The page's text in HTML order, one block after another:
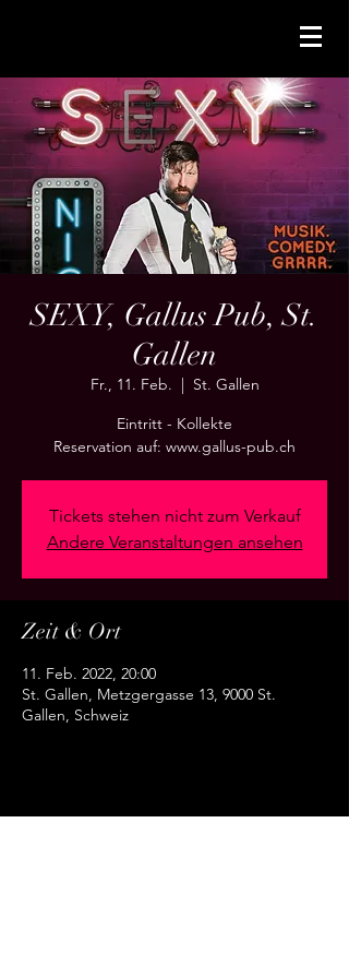
SEXY, Gallus Pub, St.
Gallen
Fr., 11. Feb.
  |
St. Gallen
Eintritt - Kollekte
Reservation auf: www.gallus-pub.ch
Tickets stehen nicht zum Verkauf
Andere Veranstaltungen ansehen
Zeit & Ort
11. Feb. 2022, 20:00
St. Gallen, Metzgergasse 13, 9000 St.
Gallen, Schweiz